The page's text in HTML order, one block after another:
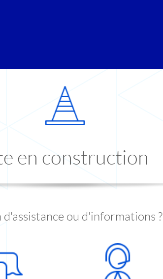
en construction
d'assistance ou d'informations ?